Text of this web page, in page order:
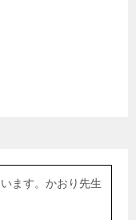
ます。かおり先生